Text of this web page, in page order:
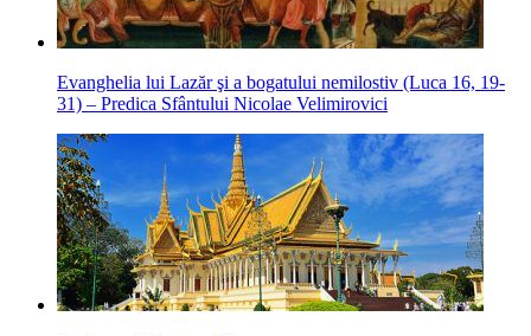
Evanghelia lui Lazăr şi a bogatului nemilostiv (Luca 16, 19-
31) – Predica Sfântului Nicolae Velimirovici